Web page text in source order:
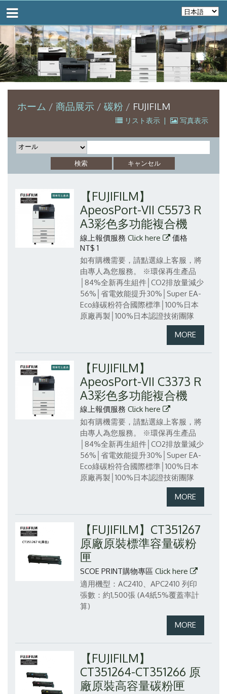
ホーム 商品展示 碳粉 FUJIFILM
リスト表示 | 写真表示
【FUJIFILM】
ApeosPort-VII C5573 R
A3彩色多功能複合機
線上報價服務 Click here
価格
NT$ 1
如有購機需要，請點選線上客服，將
由專人為您服務。
※環保再生產品
│84%全新再生組件│CO2排放量減少
56%│省電效能提升30%│Super EA-
Eco綠碳粉符合國際標準│100%日本
原廠再製│100%日本認證技術團隊
【FUJIFILM】
ApeosPort-VII C3373 R
A3彩色多功能複合機
線上報價服務 Click here
如有購機需要，請點選線上客服，將
由專人為您服務。
※環保再生產品
│84%全新再生組件│CO2排放量減少
56%│省電效能提升30%│Super EA-
Eco綠碳粉符合國際標準│100%日本
原廠再製│100%日本認證技術團隊
【FUJIFILM】CT351267
原廠原裝標準容量碳粉
匣
SCOE PRINT購物專區 Click here
適用機型：AC2410、APC2410 列印
張數：約1,500張 (A4紙5%覆蓋率計
算)
【FUJIFILM】
CT351264-CT351266 原
廠原裝高容量碳粉匣